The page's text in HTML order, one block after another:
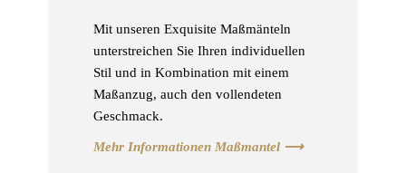
Mit unseren Exquisite Maßmänteln
unterstreichen Sie Ihren individuellen
Stil und in Kombination mit einem
Maßanzug, auch den vollendeten
Geschmack.
Mehr Informationen Maßmantel ⟶